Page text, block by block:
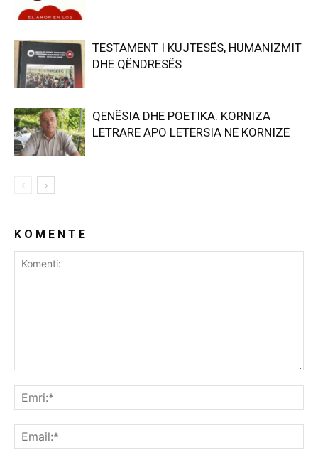
TESTAMENT I KUJTESËS, HUMANIZMIT
DHE QËNDRESËS
QENËSIA DHE POETIKA: KORNIZA
LETRARE APO LETËRSIA NË KORNIZË
K O M E N T E